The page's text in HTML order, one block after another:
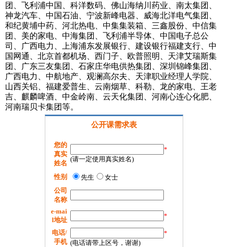
团、飞利浦中国、科洋数码、佛山海纳川药业、南太集团、
神龙汽车、中国石油、宁波新峰电器、威海北洋电气集团、
和纪黄埔中药、河北热电、中集集装箱、三鑫股份、中信集
团、美的家电、中海集团、飞利浦半导体、中国电子总公
司、广西电力、上海浦东发展银行、建设银行福建支行、中
国网通、北京首都机场、西门子、欧普照明、天津艾瑞斯集
团、广东三友集团、石家庄华电供热集团、深圳锦峰集团、
广西电力、中航地产、观澜高尔夫、天津职业经理人学院、
山西关铝、福建爱普生、云南烟草、科勒、龙的家电、王老
吉、麒麟啤酒、中金岭南、云天化集团、河南心连心化肥、
河南瑞贝卡集团等。
公开课需求表
您的
真实
姓名
*
(请一定使用真实姓名)
性别 先生
女士
公司
名称
e-mai
l地址
*
电话/
手机
*
(电话请带上区号，谢谢)